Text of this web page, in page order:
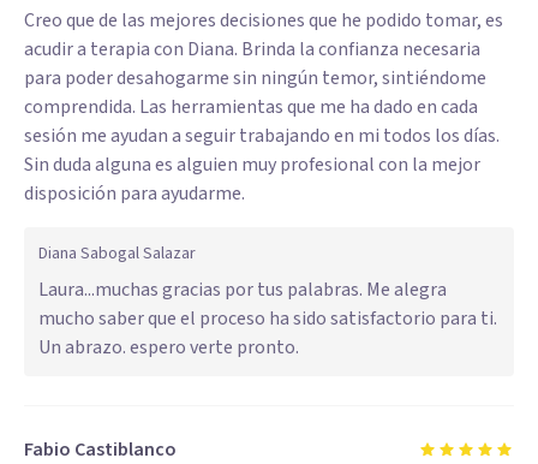
Creo que de las mejores decisiones que he podido tomar, es
acudir a terapia con Diana. Brinda la confianza necesaria
para poder desahogarme sin ningún temor, sintiéndome
comprendida. Las herramientas que me ha dado en cada
sesión me ayudan a seguir trabajando en mi todos los días.
Sin duda alguna es alguien muy profesional con la mejor
disposición para ayudarme.
Diana Sabogal Salazar
Laura...muchas gracias por tus palabras. Me alegra
mucho saber que el proceso ha sido satisfactorio para ti.
Un abrazo. espero verte pronto.
Fabio Castiblanco